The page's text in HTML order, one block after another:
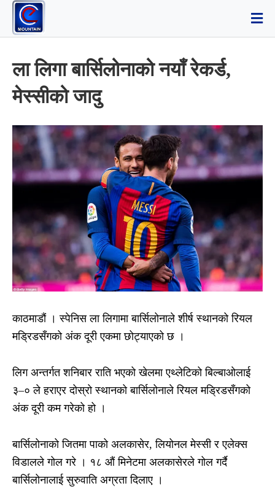
ला लिगा बार्सिलोनाको नयाँ रेकर्ड,
मेस्सीको जादु
काठमाडौं । स्पेनिस ला लिगामा बार्सिलोनाले शीर्ष स्थानको रियल
मड्रिडसँगको अंक दूरी एकमा छोट्याएको छ ।
लिग अन्तर्गत शनिबार राति भएको खेलमा एथ्लेटिको बिल्बाओलाई
३–० ले हराएर दोस्रो स्थानको बार्सिलोनाले रियल मड्रिडसँगको
अंक दूरी कम गरेको हो ।
बार्सिलोनाको जितमा पाको अलकासेर, लियोनल मेस्सी र एलेक्स
विडालले गोल गरे । १८ औं मिनेटमा अलकासेरले गोल गर्दै
बार्सिलोनालाई सुरुवाति अग्रता दिलाए ।